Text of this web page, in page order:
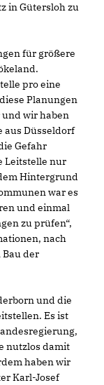
in Gütersloh zu
für größere
pro eine
Planungen
wir haben
aus Düsseldorf
Gefahr
Leitstelle nur
Hintergrund
war es
und einmal
zu prüfen“,
nach
der
und die
Es ist
nutzlos damit
haben wir
Karl-Josef